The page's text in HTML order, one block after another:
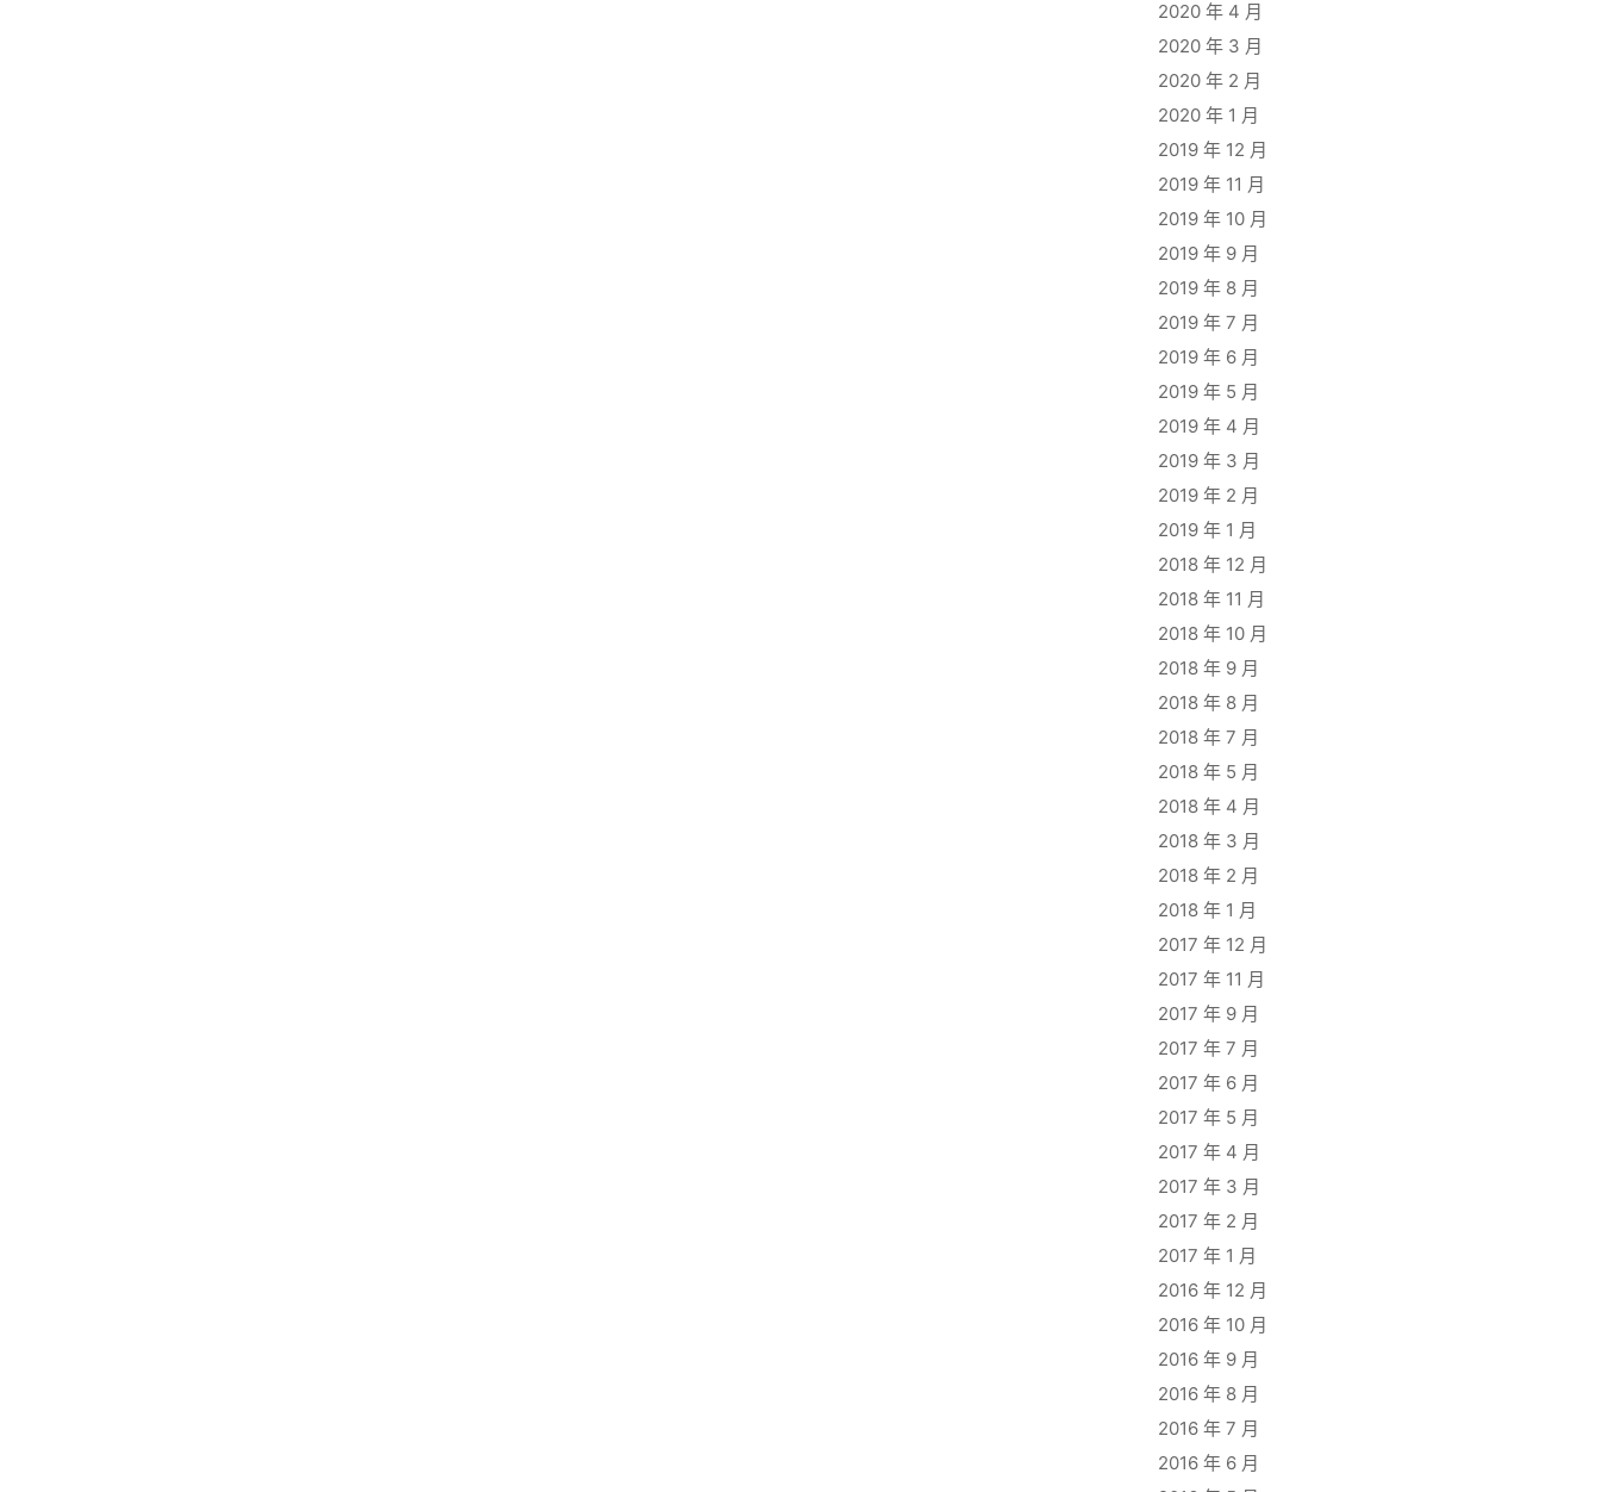
2020 年 4 月
2020 年 3 月
2020 年 2 月
2020 年 1 月
2019 年 12 月
2019 年 11 月
2019 年 10 月
2019 年 9 月
2019 年 8 月
2019 年 7 月
2019 年 6 月
2019 年 5 月
2019 年 4 月
2019 年 3 月
2019 年 2 月
2019 年 1 月
2018 年 12 月
2018 年 11 月
2018 年 10 月
2018 年 9 月
2018 年 8 月
2018 年 7 月
2018 年 5 月
2018 年 4 月
2018 年 3 月
2018 年 2 月
2018 年 1 月
2017 年 12 月
2017 年 11 月
2017 年 9 月
2017 年 7 月
2017 年 6 月
2017 年 5 月
2017 年 4 月
2017 年 3 月
2017 年 2 月
2017 年 1 月
2016 年 12 月
2016 年 10 月
2016 年 9 月
2016 年 8 月
2016 年 7 月
2016 年 6 月